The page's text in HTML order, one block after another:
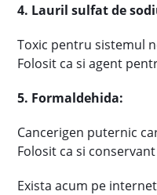
4. Lauril sulfat de
Toxic pentru sistemul
Folosit ca si agent
5. Formaldehida:
Cancerigen puternic
Folosit ca si conservant
Exista acum pe